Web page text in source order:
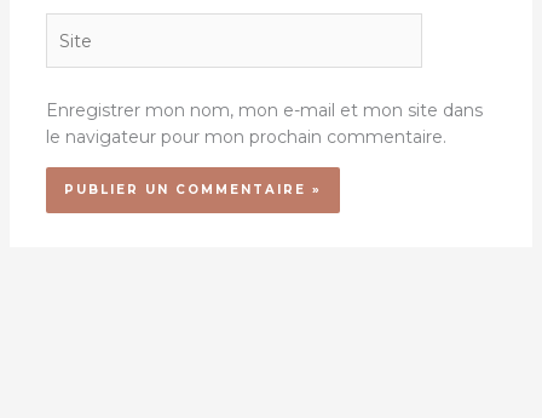
Enregistrer mon nom, mon e-mail et mon site dans
le navigateur pour mon prochain commentaire.